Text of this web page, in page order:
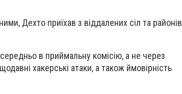
Дехто приїхав з віддалених сіл та районів
в приймальну комісію, а не через
хакерські атаки, а також ймовірність